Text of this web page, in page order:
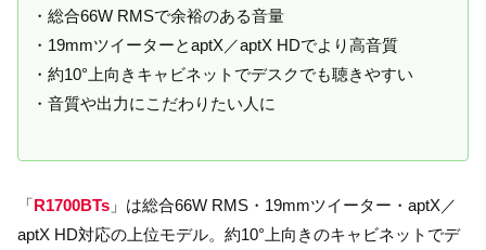
・総合66W RMSで余裕のある音量
・19mmツイーターとaptX／aptX HDでより高音質
・約10°上向きキャビネットでデスクでも聴きやすい
・音質や出力にこだわりたい人に
「R1700BTs 」は総合66W RMS・19mmツイーター・aptX／
aptX HD対応の上位モデル。約10°上向きのキャビネットでデ